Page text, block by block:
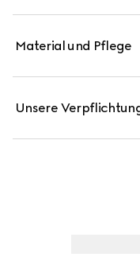
einen subtilen
Material und Pflege
Unsere